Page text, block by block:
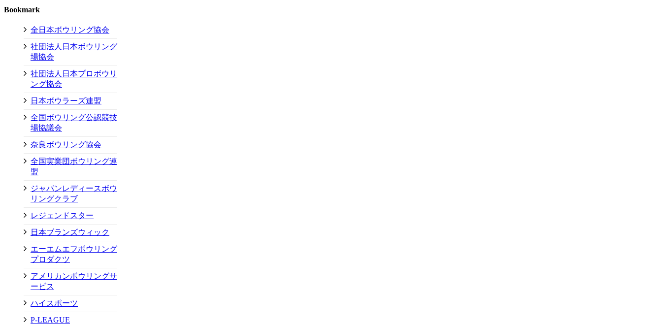
Bookmark
全日本ボウリング協会
社団法人日本ボウリング
場協会
社団法人日本プロボウリ
ング協会
日本ボウラーズ連盟
全国ボウリング公認競技
場協議会
奈良ボウリング協会
全国実業団ボウリング連
盟
ジャパンレディースボウ
リングクラブ
レジェンドスター
日本ブランズウィック
エーエムエフボウリング
プロダクツ
アメリカンボウリングサ
ービス
ハイスポーツ
P-LEAGUE